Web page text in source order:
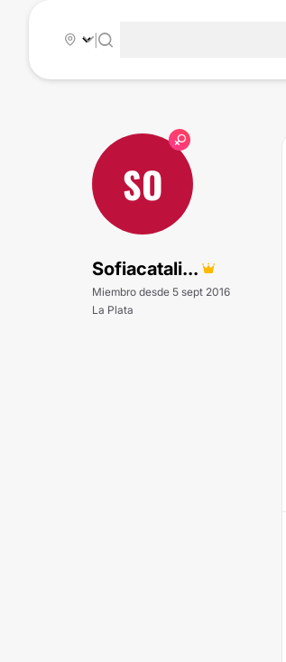
|
SO
Sofiacatali...
Miembro desde 5 sept 2016
La Plata